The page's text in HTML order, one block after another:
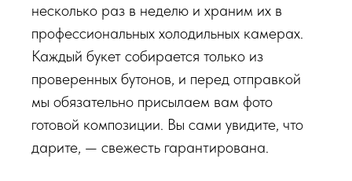
видео непосредственно того букета, который наш
флорист собрал для Вас.
Доставка цветов в Севастополе. Качественно. Быстро.
несколько раз в неделю и храним их в
профессиональных холодильных камерах.
Каждый букет собирается только из
проверенных бутонов, и перед отправкой
мы обязательно присылаем вам фото
готовой композиции. Вы сами увидите, что
дарите, — свежесть гарантирована.